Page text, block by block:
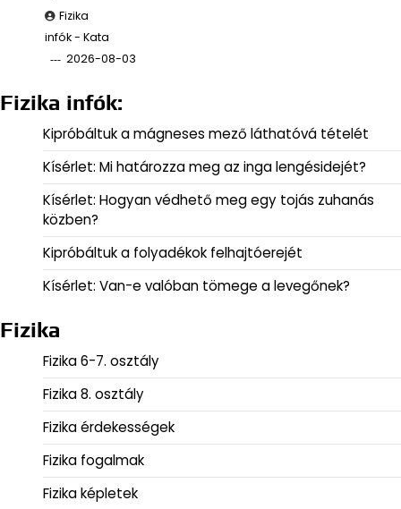
Fizika
infók - Kata
2026-08-03
Fizika infók:
Kipróbáltuk a mágneses mező láthatóvá tételét
Kísérlet: Mi határozza meg az inga lengésidejét?
Kísérlet: Hogyan védhető meg egy tojás zuhanás
közben?
Kipróbáltuk a folyadékok felhajtóerejét
Kísérlet: Van-e valóban tömege a levegőnek?
Fizika
Fizika 6-7. osztály
Fizika 8. osztály
Fizika érdekességek
Fizika fogalmak
Fizika képletek